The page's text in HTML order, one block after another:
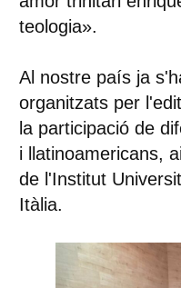
teologia».
Al nostre país ja
organitzats per
la participació de
i llatinoamericans,
de l'Institut
Itàlia.